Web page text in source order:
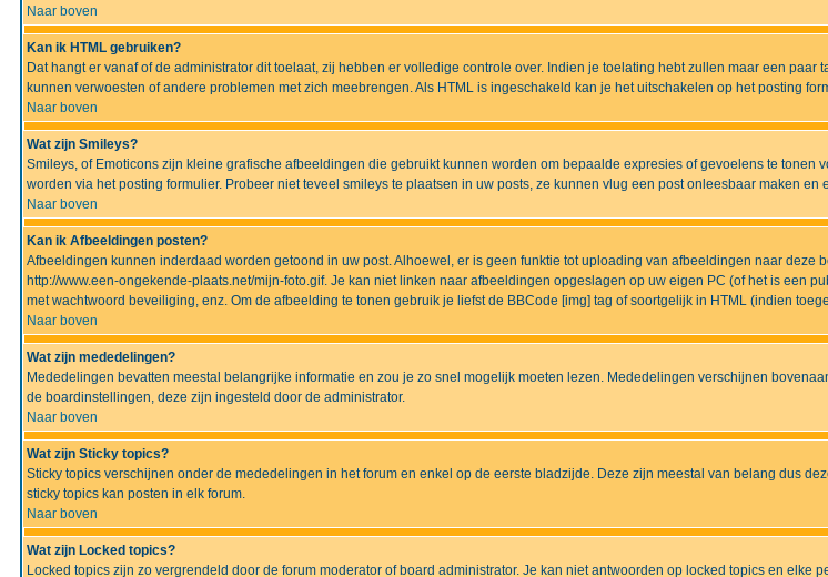
Naar boven
Kan ik HTML gebruiken?
Dat hangt er vanaf of de administrator dit toelaat, zij hebben er volledige controle over. Indien je toelating hebt zullen maar een paar
kunnen verwoesten of andere problemen met zich meebrengen. Als HTML is ingeschakeld kan je het uitschakelen op het posting
Naar boven
Wat zijn Smileys?
Smileys, of Emoticons zijn kleine grafische afbeeldingen die gebruikt kunnen worden om bepaalde expresies of gevoelens te
worden via het posting formulier. Probeer niet teveel smileys te plaatsen in uw posts, ze kunnen vlug een post onleesbaar maken
Naar boven
Kan ik Afbeeldingen posten?
Afbeeldingen kunnen inderdaad worden getoond in uw post. Alhoewel, er is geen funktie tot uploading van afbeeldingen naar
http://www.een-ongekende-plaats.net/mijn-foto.gif. Je kan niet linken naar afbeeldingen opgeslagen op uw eigen PC (of het is een
met wachtwoord beveiliging, enz. Om de afbeelding te tonen gebruik je liefst de BBCode [img] tag of soortgelijk in HTML (indien
Naar boven
Wat zijn mededelingen?
Mededelingen bevatten meestal belangrijke informatie en zou je zo snel mogelijk moeten lezen. Mededelingen verschijnen
de boardinstellingen, deze zijn ingesteld door de administrator.
Naar boven
Wat zijn Sticky topics?
Sticky topics verschijnen onder de mededelingen in het forum en enkel op de eerste bladzijde. Deze zijn meestal van belang dus
sticky topics kan posten in elk forum.
Naar boven
Wat zijn Locked topics?
Locked topics zijn zo vergrendeld door de forum moderator of board administrator. Je kan niet antwoorden op locked topics en